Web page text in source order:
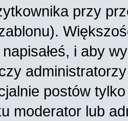
przy
i aby
postów
moderator lub